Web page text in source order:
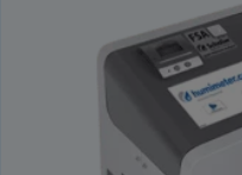
ABSOLUTE FEUCHTE
TEMPERATUR
GLEICHGEWICHTSFEUCHTE
WASSERAKTIVITÄT
TROCKENSUBSTANZ
HEKTOLITERGEWICHT